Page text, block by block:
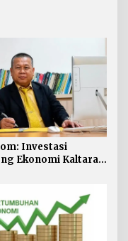
Investasi
Ekonomi Kaltara,